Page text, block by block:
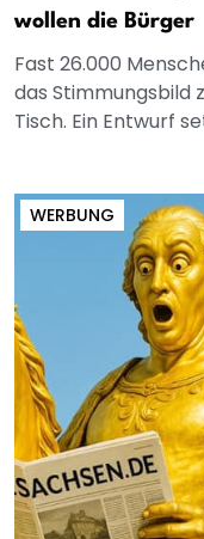
wollen die Bürger
Fast 26.000
das Stimmungsbild
Tisch. Ein Entwurf
WERBUNG